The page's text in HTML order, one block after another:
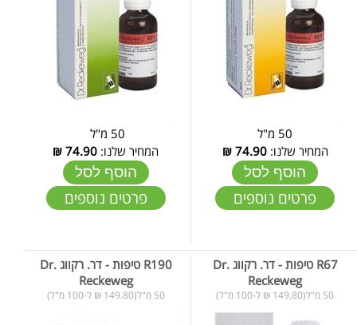
50 מ"ל
המחיר שלנו:74.90
₪
הוסף לסל
פרטים נוספים
50 מ"ל
המחיר שלנו: 74.90
₪
הוסף לסל
פרטים נוספים
R67 טיפות - דר. רקווג Dr.
Reckeweg
50 מ"ל(149.80 ₪ ל-100 מ"ל)
R190 טיפות - דר. רקווג Dr.
Reckeweg
50 מ"ל(149.80 ₪ ל-100 מ"ל)